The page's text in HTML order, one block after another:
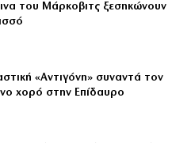
του Μάρκοβιτς ξεσηκώνουν
«Αντιγόνη» συναντά τον
χορό στην Επίδαυρο